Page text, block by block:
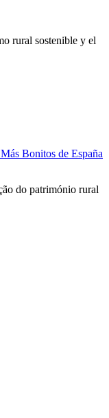
rural sostenible y el
Bonitos de España
do património rural